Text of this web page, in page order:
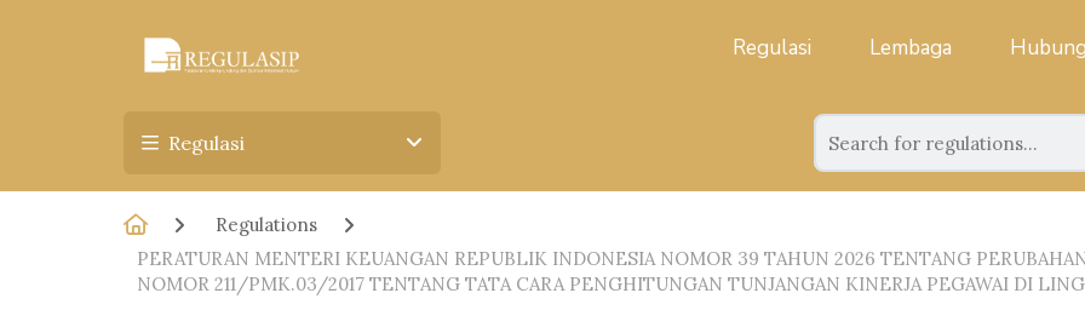
Regulasi Lembaga
Regulasi
Regulations
PERATURAN MENTERI KEUANGAN REPUBLIK INDONESIA NOMOR 39 TAHUN 2026 TENTANG
NOMOR 211/PMK.03/2017 TENTANG TATA CARA PENGHITUNGAN TUNJANGAN KINERJA PEGAWAI DI